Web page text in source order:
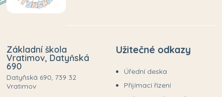
Základní škola
Vratimov, Datyňská
690
Datyňská 690, 739 32
Vratimov
Užitečné odkazy
Úřední deska
Přijímací řízení